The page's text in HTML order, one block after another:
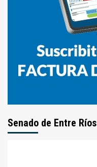
Senado de Entre Ríos